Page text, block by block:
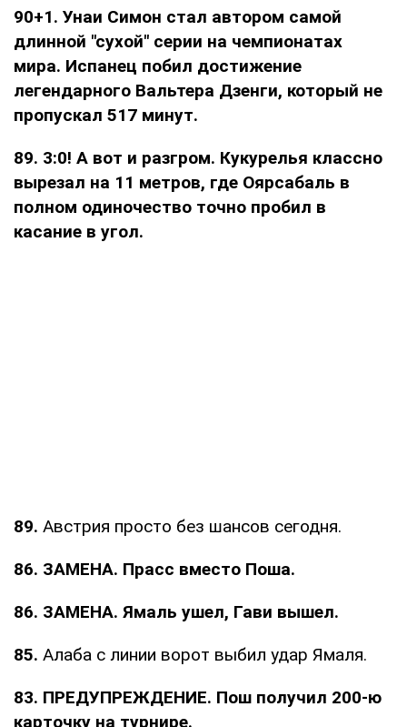
90+1. Унаи Симон стал автором самой
длинной "сухой" серии на чемпионатах
мира. Испанец побил достижение
легендарного Вальтера Дзенги, который не
пропускал 517 минут.
89. 3:0! А вот и разгром. Кукурелья классно
вырезал на 11 метров, где Оярсабаль в
полном одиночество точно пробил в
касание в угол.
89. Австрия просто без шансов сегодня.
86. ЗАМЕНА. Прасс вместо Поша.
86. ЗАМЕНА. Ямаль ушел, Гави вышел.
85. Алаба с линии ворот выбил удар Ямаля.
83. ПРЕДУПРЕЖДЕНИЕ. Пош получил 200-ю
карточку на турнире.